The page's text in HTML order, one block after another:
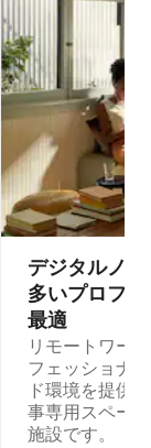
デジタルノ
多⁠いプ⁠ロ⁠フ⁠
最⁠適
リモートワー
フェッショナ
ド環境を提供
事専用スペー
施設です。